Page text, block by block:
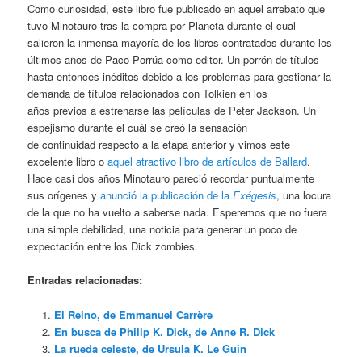
Como curiosidad, este libro fue publicado en aquel arrebato que
tuvo Minotauro tras la compra por Planeta durante el cual
salieron la inmensa mayoría de los libros contratados durante los
últimos años de Paco Porrúa como editor. Un porrón de títulos
hasta entonces inéditos debido a los problemas para gestionar la
demanda de títulos relacionados con Tolkien en los
años previos a estrenarse las películas de Peter Jackson. Un
espejismo durante el cuál se creó la sensación
de continuidad respecto a la etapa anterior y vimos este
excelente libro oaquel atractivo libro de artículos de Ballard.
Hace casi dos años Minotauro pareció recordar puntualmente
sus orígenes yanunció la publicación de laExégesis, una locura
de la que no ha vuelto a saberse nada. Esperemos que no fuera
una simple debilidad, una noticia para generar un poco de
expectación entre los Dick zombies.
Entradas relacionadas:
El Reino, de Emmanuel Carrère
En busca de Philip K. Dick, de Anne R. Dick
La rueda celeste, de Ursula K. Le Guin